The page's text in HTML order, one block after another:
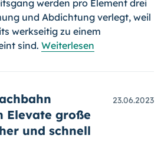
werden pro Element drei
und Abdichtung verlegt, weil
werkseitig zu einem
sind. Weiterlesen
Elevate große
und schnell
23.06.2023